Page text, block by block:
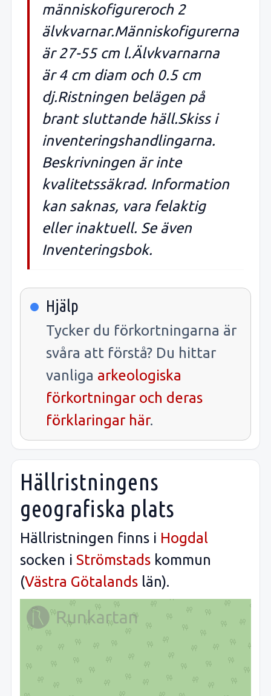
människofigureroch 2
älvkvarnar.Människofigurerna
är 27-55 cm l.Älvkvarnarna
är 4 cm diam och 0.5 cm
dj.Ristningen belägen på
brant sluttande häll.Skiss i
inventeringshandlingarna.
Beskrivningen är inte
kvalitetssäkrad. Information
kan saknas, vara felaktig
eller inaktuell. Se även
Inventeringsbok.
Hjälp
Tycker du förkortningarna är
svåra att förstå? Du hittar
vanliga arkeologiska
förkortningar och deras
förklaringar här.
Hällristningens
geografiska plats
Hällristningen finns i Hogdal
socken i Strömstads kommun
(Västra Götalands län).